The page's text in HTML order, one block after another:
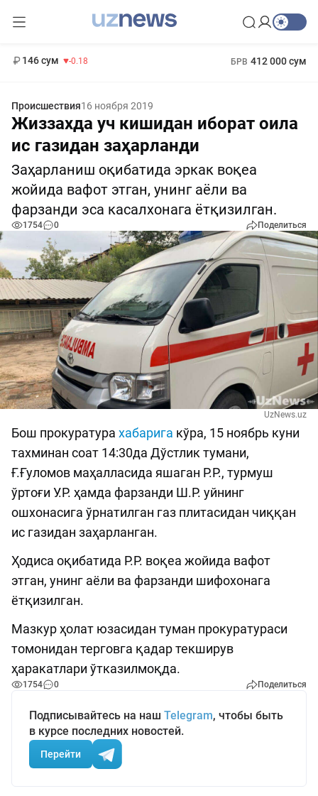
146 сум -0.18 БРВ 412 000 сум
Происшествия16 ноября 2019
Жиззахда уч кишидан иборат оила
ис газидан заҳарланди
Заҳарланиш оқибатида эркак воқеа
жойида вафот этган, унинг аёли ва
фарзанди эса касалхонага ётқизилган.
1754 0 Поделиться
UzNews.uz
Бош прокуратура хабарига кўра, 15 ноябрь куни
тахминан соат 14:30да Дўстлик тумани,
Ғ.Ғуломов маҳалласида яшаган Р.Р., турмуш
ўртоғи У.Р. ҳамда фарзанди Ш.Р. уйнинг
ошхонасига ўрнатилган газ плитасидан чиққан
ис газидан заҳарланган.
Ҳодиса оқибатида Р.Р. воқеа жойида вафот
этган, унинг аёли ва фарзанди шифохонага
ётқизилган.
Мазкур ҳолат юзасидан туман прокуратураси
томонидан терговга қадар текширув
ҳаракатлари ўтказилмоқда.
1754 0 Поделиться
Подписывайтесь на наш Telegram, чтобы быть
в курсе последних новостей.
Перейти